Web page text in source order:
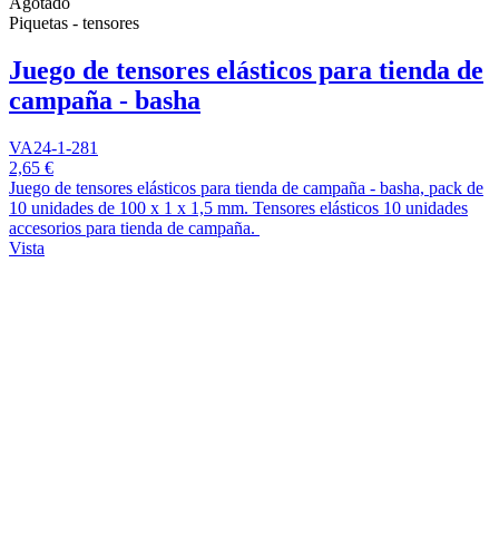
Piquetas - tensores
Juego de tensores elásticos para tienda de
campaña - basha
VA24-1-281
2,65 €
Juego de tensores elásticos para tienda de campaña - basha, pack de
10 unidades de 100 x 1 x 1,5 mm. Tensores elásticos 10 unidades
accesorios para tienda de campaña.
Vista